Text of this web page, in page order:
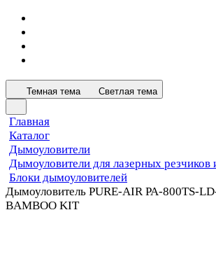
Темная тема Светлая тема
Главная
Каталог
Дымоуловители
Дымоуловители для лазерных резчиков
Блоки дымоуловителей
Дымоуловитель PURE-AIR PA-800TS-
BAMBOO KIT